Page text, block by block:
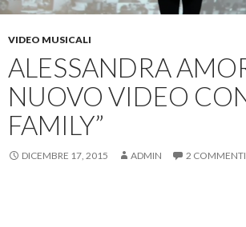
VIDEO MUSICALI
ALESSANDRA
NUOVO VIDEO
FAMILY”
DICEMBRE 17, 2015 ADMIN 2 COMMENTI